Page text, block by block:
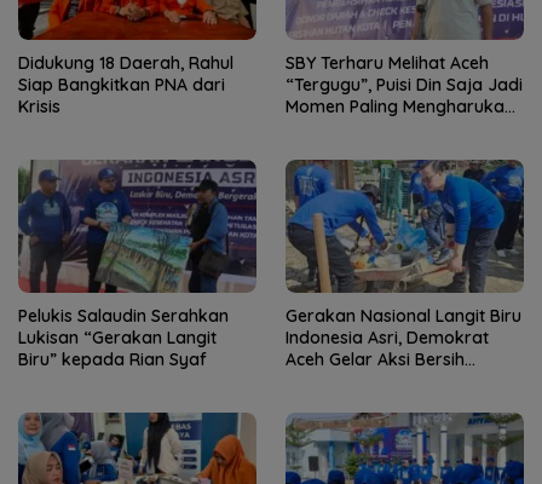
Didukung 18 Daerah, Rahul
Siap Bangkitkan PNA dari
Krisis
SBY Terharu Melihat Aceh
“Tergugu”, Puisi Din Saja Jadi
Momen Paling Mengharukan
Pelukis Salaudin Serahkan
Lukisan “Gerakan Langit
Biru” kepada Rian Syaf
Gerakan Nasional Langit Biru
Indonesia Asri, Demokrat
Aceh Gelar Aksi Bersih